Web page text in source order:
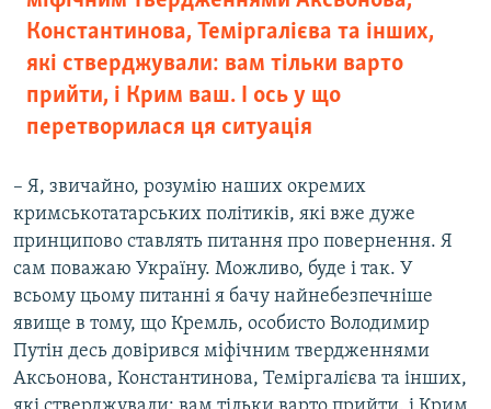
Константинова, Теміргалієва та інших,
які стверджували: вам тільки варто
прийти, і Крим ваш. І ось у що
перетворилася ця ситуація
– Я, звичайно, розумію наших окремих
кримськотатарських політиків, які вже дуже
принципово ставлять питання про повернення. Я
сам поважаю Україну. Можливо, буде і так. У
всьому цьому питанні я бачу найнебезпечніше
явище в тому, що Кремль, особисто Володимир
Путін десь довірився міфічним твердженнями
Аксьонова, Константинова, Теміргалієва та інших,